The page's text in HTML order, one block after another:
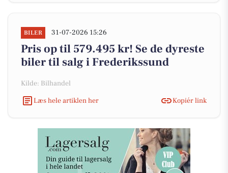
BILER 31-07-2026 15:26
Pris op til 579.495 kr! Se de dyreste
biler til salg i Frederikssund
Kilde: Bilhandel
Læs hele artiklen her
Kopiér link